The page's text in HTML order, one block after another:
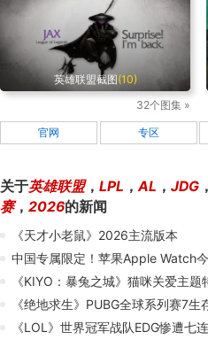
英雄联盟截图(10)
32个图集 »
官网 专区
关于英雄联盟， LPL ，AL ， JDG ，
赛， 2026的新闻
《天才小老鼠》2026主流版本
《KIYO：暴兔之城》猫咪关爱主
《绝地求生》PUBG全球系列赛7生
《LOL》世界冠军战队EDG惨遭七